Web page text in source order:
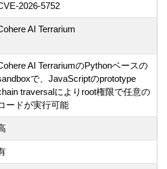
2026-5752
AI Terrarium
AI TerrariumのPythonベースの
で、JavaScriptのprototype
traversalによりroot権限で任意の
ードが実行可能